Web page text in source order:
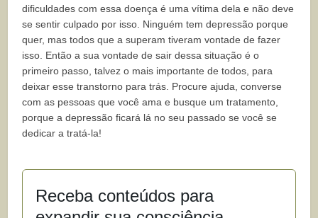
dificuldades com essa doença é uma vítima dela e não deve
se sentir culpado por isso. Ninguém tem depressão porque
quer, mas todos que a superam tiveram vontade de fazer
isso. Então a sua vontade de sair dessa situação é o
primeiro passo, talvez o mais importante de todos, para
deixar esse transtorno para trás. Procure ajuda, converse
com as pessoas que você ama e busque um tratamento,
porque a depressão ficará lá no seu passado se você se
dedicar a tratá-la!
Receba conteúdos para